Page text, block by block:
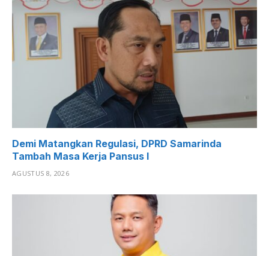
Demi Matangkan Regulasi, DPRD Samarinda
Tambah Masa Kerja Pansus I
AGUSTUS 8, 2026